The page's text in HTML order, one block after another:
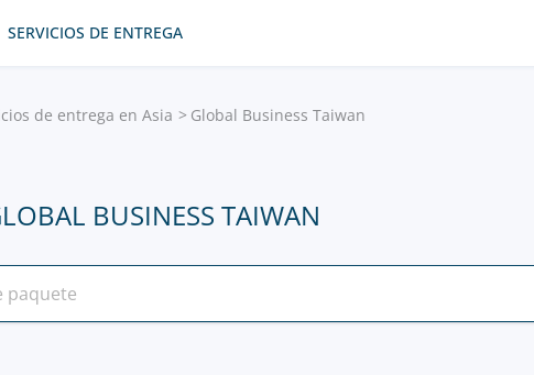
SERVICIOS DE ENTREGA
de entrega en Asia Global Business Taiwan
BUSINESS TAIWAN